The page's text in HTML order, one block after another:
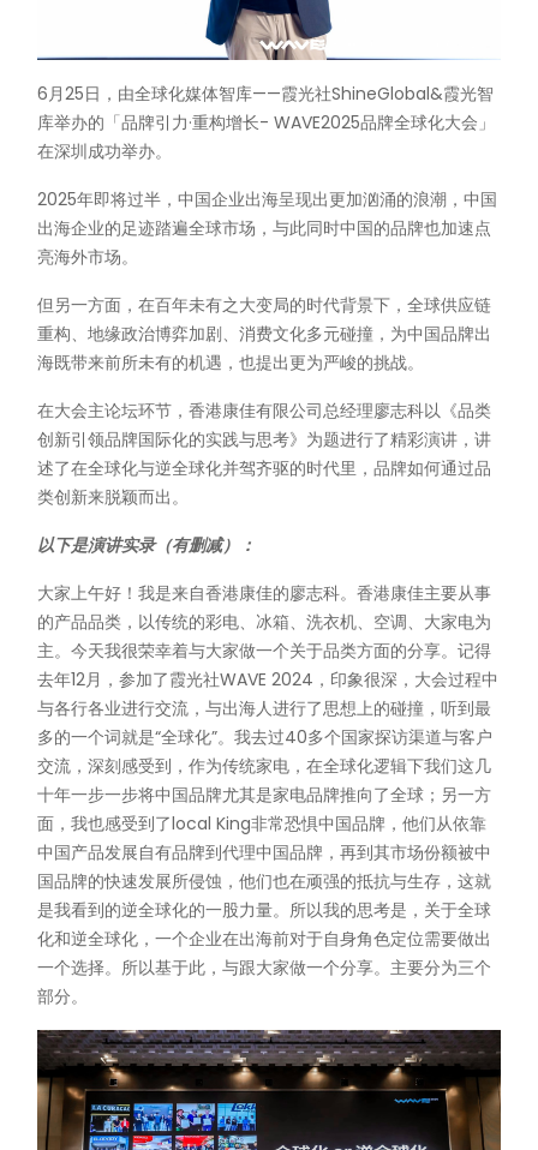
6月25日，由全球化媒体智库——霞光社ShineGlobal&霞光智
库举办的「品牌引力·重构增长- WAVE2025品牌全球化大会」
在深圳成功举办。
2025年即将过半，中国企业出海呈现出更加汹涌的浪潮，中国
出海企业的足迹踏遍全球市场，与此同时中国的品牌也加速点
亮海外市场。
但另一方面，在百年未有之大变局的时代背景下，全球供应链
重构、地缘政治博弈加剧、消费文化多元碰撞，为中国品牌出
海既带来前所未有的机遇，也提出更为严峻的挑战。
在大会主论坛环节，香港康佳有限公司总经理廖志科以《品类
创新引领品牌国际化的实践与思考》为题进行了精彩演讲，讲
述了在全球化与逆全球化并驾齐驱的时代里，品牌如何通过品
类创新来脱颖而出。
以下是演讲实录（有删减）：
大家上午好！我是来自香港康佳的廖志科。香港康佳主要从事
的产品品类，以传统的彩电、冰箱、洗衣机、空调、大家电为
主。今天我很荣幸着与大家做一个关于品类方面的分享。记得
去年12月，参加了霞光社WAVE 2024，印象很深，大会过程中
与各行各业进行交流，与出海人进行了思想上的碰撞，听到最
多的一个词就是“全球化”。我去过40多个国家探访渠道与客户
交流，深刻感受到，作为传统家电，在全球化逻辑下我们这几
十年一步一步将中国品牌尤其是家电品牌推向了全球；另一方
面，我也感受到了local King非常恐惧中国品牌，他们从依靠
中国产品发展自有品牌到代理中国品牌，再到其市场份额被中
国品牌的快速发展所侵蚀，他们也在顽强的抵抗与生存，这就
是我看到的逆全球化的一股力量。所以我的思考是，关于全球
化和逆全球化，一个企业在出海前对于自身角色定位需要做出
一个选择。所以基于此，与跟大家做一个分享。主要分为三个
部分。